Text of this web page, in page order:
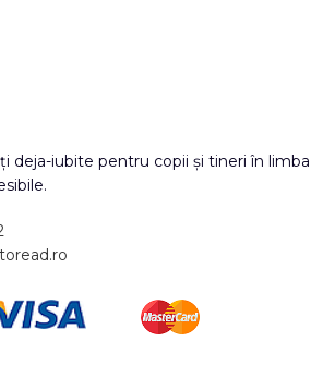
deja-iubite pentru copii și tineri în limba